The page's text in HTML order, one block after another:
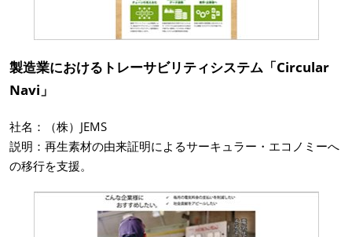
製造業におけるトレーサビリティシステム「Circular
Navi」
社名：（株）JEMS
説明：再生素材の由来証明によるサーキュラー・エコノミーへ
の移行を支援。